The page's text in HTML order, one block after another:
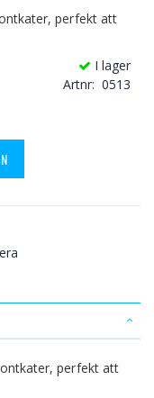
perfekt att
I lager
Artnr
0513
perfekt att